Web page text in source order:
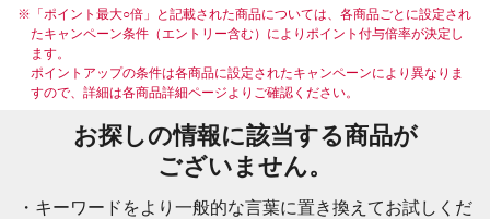
※ 「ポイント最大○倍」と記載された商品については、各商品ごとに設定され
たキャンペーン条件（エントリー含む）によりポイント付与倍率が決定し
ます。
ポイントアップの条件は各商品に設定されたキャンペーンにより異なりま
すので、詳細は各商品詳細ページよりご確認ください。
お探しの情報に該当する商品が
ございません。
・キーワードをより一般的な言葉に置き換えてお試しくだ